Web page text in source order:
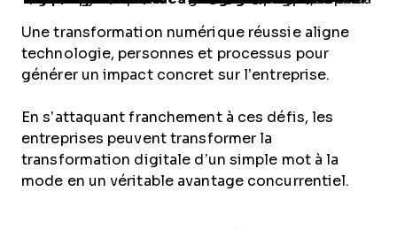
Une transformation numérique réussie aligne
technologie, personnes et processus pour
générer un impact concret sur l’entreprise.
En s’attaquant franchement à ces défis, les
entreprises peuvent transformer la
transformation digitale d’un simple mot à la
mode en un véritable avantage concurrentiel.